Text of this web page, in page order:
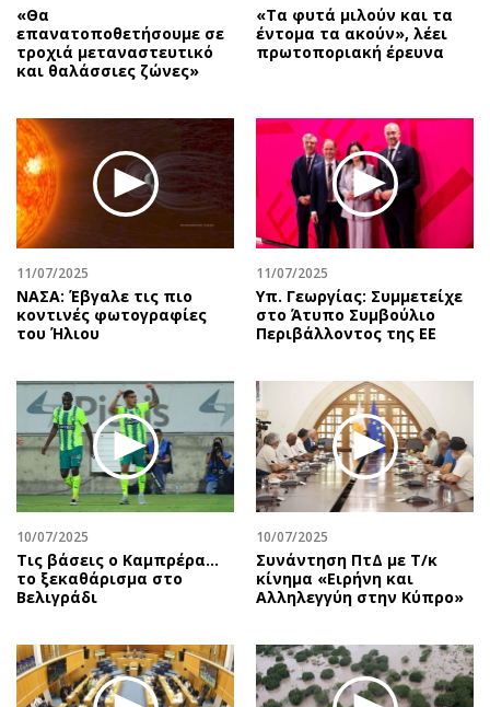
Σινεμά
Θέατρο-Χορός
Εικαστικά
Βιβλίο
Χειρόγραφα
Wine routes
Podcasts
Προσφορές
Προσωπικότητες στην ''Κ''
Επιστολές
«Θα
επανατοποθετήσουμε σε
τροχιά μεταναστευτικό
και θαλάσσιες ζώνες»
«Tα φυτά μιλούν και τα
έντομα τα ακούν», λέει
πρωτοποριακή έρευνα
11/07/2025
ΝΑΣΑ: Έβγαλε τις πιο
κοντινές φωτογραφίες
του Ήλιου
11/07/2025
Υπ. Γεωργίας: Συμμετείχε
στο Άτυπο Συμβούλιο
Περιβάλλοντος της ΕΕ
10/07/2025
Τις βάσεις ο Καμπρέρα…
το ξεκαθάρισμα στο
Βελιγράδι
10/07/2025
Συνάντηση ΠτΔ με Τ/κ
κίνημα «Ειρήνη και
Αλληλεγγύη στην Κύπρο»